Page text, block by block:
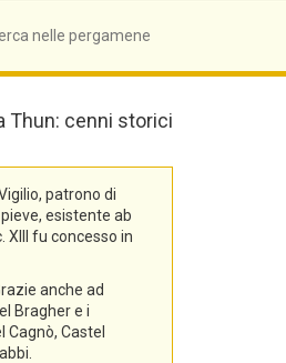
nelle pergamene
Thun: cenni storici
patrono di
esistente ab
fu concesso in
anche ad
Bragher e i
Castel